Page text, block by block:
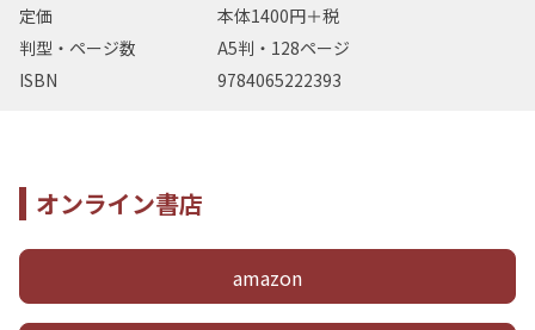
定価
本体1400円＋税
判型・ページ数
A5判・128ページ
ISBN
9784065222393
オンライン書店
amazon